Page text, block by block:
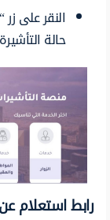
النقر على
حالة
رابط استعلام